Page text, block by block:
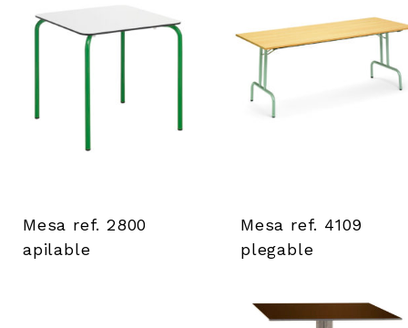
Mesa ref. 2800
apilable
Mesa ref. 4109
plegable